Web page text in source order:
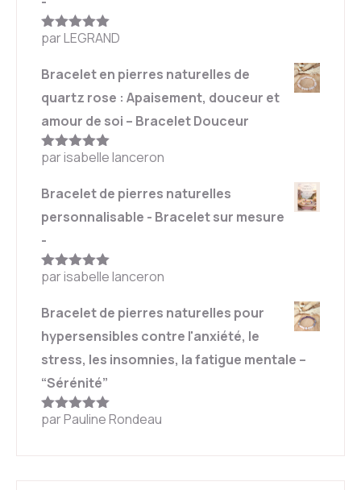
Note5sur
par LEGRAND
Bracelet en pierres naturelles de
quartz rose : Apaisement, douceur et
amour de soi – Bracelet Douceur
Note5sur
par isabelle lanceron
Bracelet de pierres naturelles
personnalisable - Bracelet sur mesure
-
Note5sur
par isabelle lanceron
Bracelet de pierres naturelles pour
hypersensibles contre l'anxiété, le
stress, les insomnies, la fatigue mentale –
“Sérénité”
Note5sur
par Pauline Rondeau